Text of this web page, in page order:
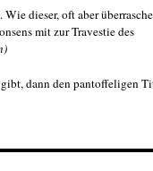
dieser, oft aber
mit zur Travestie des
dann den pantoffeligen